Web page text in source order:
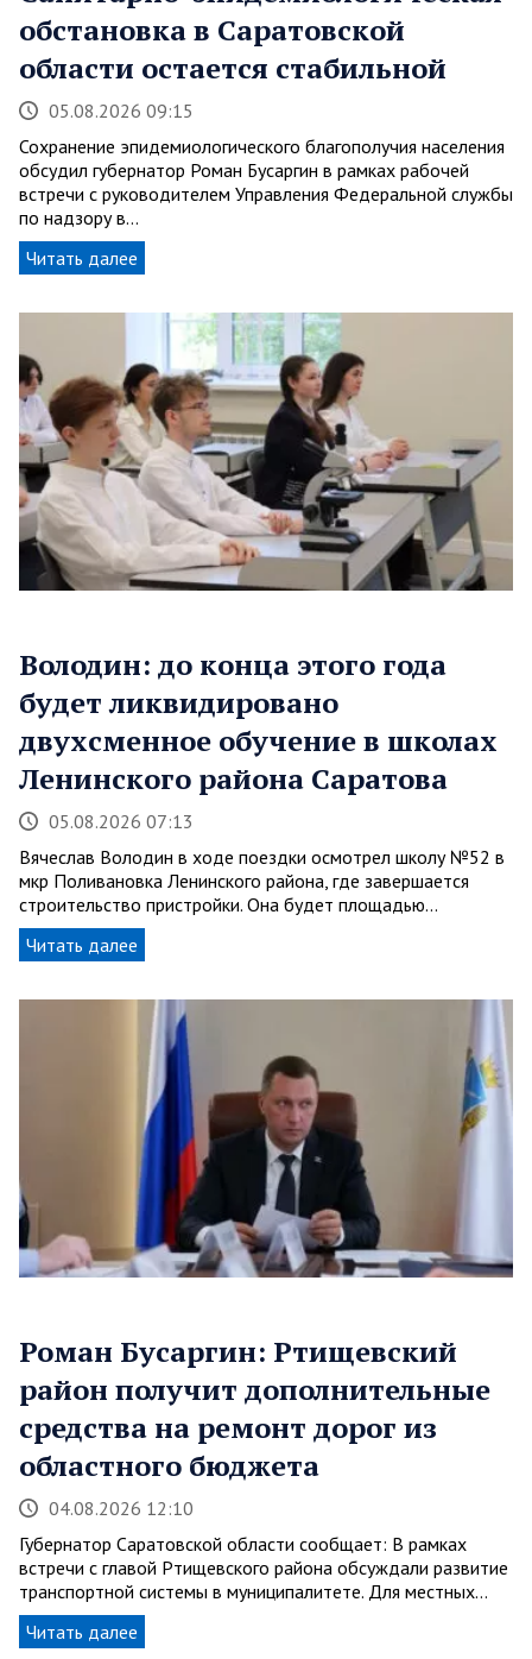
обстановка в Саратовской
области остается стабильной
05.08.2026 09:15
Сохранение эпидемиологического благополучия населения
обсудил губернатор Роман Бусаргин в рамках рабочей
встречи с руководителем Управления Федеральной службы
по надзору в…
Читать далее
Володин: до конца этого года
будет ликвидировано
двухсменное обучение в школах
Ленинского района Саратова
05.08.2026 07:13
Вячеслав Володин в ходе поездки осмотрел школу №52 в
мкр Поливановка Ленинского района, где завершается
строительство пристройки. Она будет площадью…
Читать далее
Роман Бусаргин: Ртищевский
район получит дополнительные
средства на ремонт дорог из
областного бюджета
04.08.2026 12:10
Губернатор Саратовской области сообщает: В рамках
встречи с главой Ртищевского района обсуждали развитие
транспортной системы в муниципалитете. Для местных…
Читать далее